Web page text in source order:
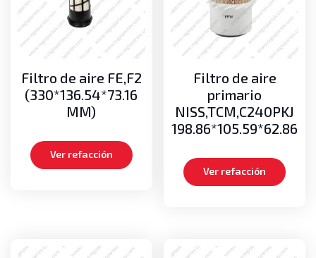
Medias lunas
Pernos
Poleas guías de cadenas
Poleas guías de mangueras
Motor
Aros dentados
Carteras de empaques, Kits de empaques
Cigueñales
Pistones
Filtro de aire FE,F2
(330*136.54*73.16
MM)
Ver refacción
Filtro de aire
primario
NISS,TCM,C240PKJ
198.86*105.59*62.86
Ver refacción